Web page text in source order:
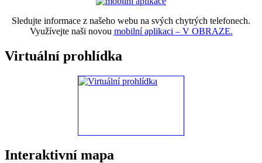
Sledujte informace z našeho webu na svých chytrých telefonech.
Využívejte naši novou mobilní aplikaci – V OBRAZE.
Virtuální prohlídka
Interaktivní mapa